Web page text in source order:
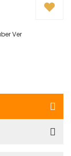
Ver